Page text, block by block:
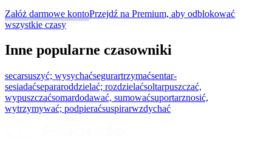
Załóż darmowe kontoPrzejdź na Premium, aby odblokować
wszystkie czasy
Inne popularne czasowniki
secarsuszyć; wysychaćsegurartrzymaćsentar-
sesiadaćsepararoddzielać; rozdzielaćsoltarpuszczać,
wypuszczaćsomardodawać, sumowaćsuportarznosić,
wytrzymywać; podpieraćsuspirarwzdychać